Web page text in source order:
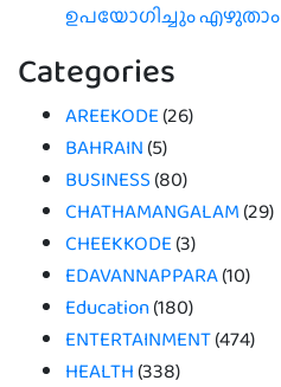
ഉപയോഗിച്ചും എഴുതാം
Categories
AREEKODE (26)
BAHRAIN (5)
BUSINESS (80)
CHATHAMANGALAM (29)
CHEEKKODE (3)
EDAVANNAPPARA(10)
Education(180)
ENTERTAINMENT(474)
HEALTH (338)